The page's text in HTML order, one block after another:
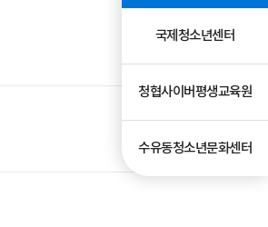
국제청소년센터
청협사이버평생교육원
수유동청소년문화센터